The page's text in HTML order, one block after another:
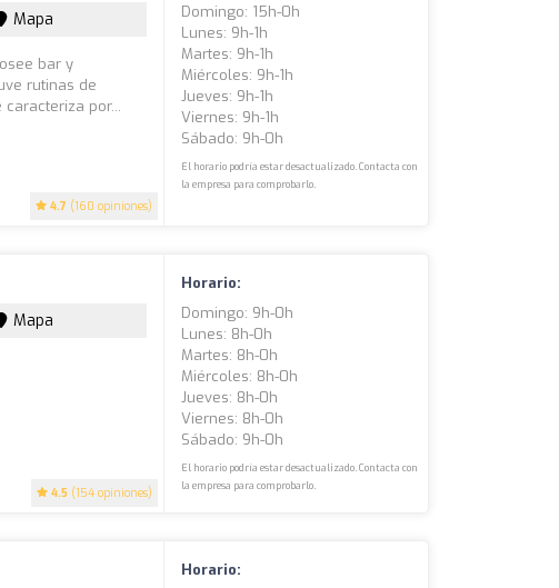
4.7 (160 opiniones)
Mapa
bar y
rutinas de
por...
Domingo: 15h-0h
Lunes: 9h-1h
Martes: 9h-1h
Miércoles: 9h-1h
Jueves: 9h-1h
Viernes: 9h-1h
Sábado: 9h-0h
El horario podría estar desactualizado. Contacta con
la empresa para comprobarlo.
4.5 (154 opiniones)
Mapa
Horario:
Domingo: 9h-0h
Lunes: 8h-0h
Martes: 8h-0h
Miércoles: 8h-0h
Jueves: 8h-0h
Viernes: 8h-0h
Sábado: 9h-0h
El horario podría estar desactualizado. Contacta con
la empresa para comprobarlo.
Horario: